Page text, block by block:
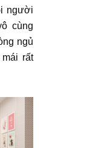
người
cùng
ngủ
rất